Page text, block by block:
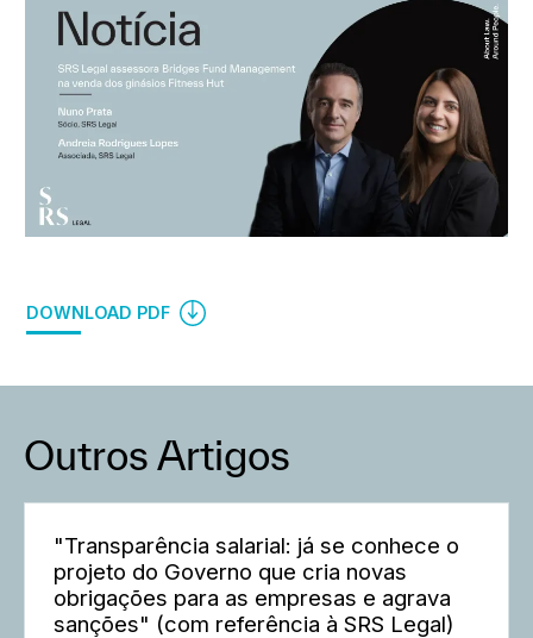
DOWNLOAD PDF
Outros Artigos
"Transparência salarial: já se conhece o
projeto do Governo que cria novas
obrigações para as empresas e agrava
sanções" (com referência à SRS Legal)